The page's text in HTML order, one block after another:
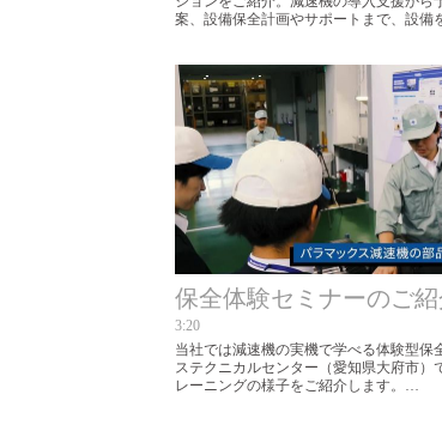
案、設備保全計画やサポートまで、設備
保全体験セミナーのご紹
3:20
当社では減速機の実機で学べる体験型保
ステクニカルセンター（愛知県大府市）
レーニングの様子をご紹介します。